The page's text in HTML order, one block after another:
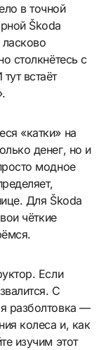
в точной
Škoda
столкнётесь с
встаёт
«катки» на
денег, но и
модное
Для Škoda
чёткие
Если
С
разболтовка —
колеса и, как
изучим этот